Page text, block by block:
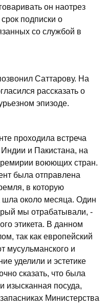
он наотрез
подписки о
со службой в
Саттарову. На
рассказать о
эпизоде.
проходила встреча
и Пакистана, на
воюющих стран.
была отправлена
в которую
шла около месяца. Один
мы отрабатывали, -
этикета. В данном
так как европейский
мусульманского и
уделили и эстетике
сказать, что была
изысканная посуда,
Министерства